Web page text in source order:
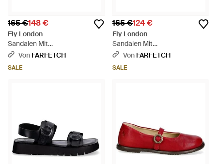
165 €148 €
Fly London
Sandalen Mit
Schnallenverschluss - Weiß
Von FARFETCH
SALE
165 €124 €
Fly London
Sandalen Mit
Schnallenverschluss - Braun
Von FARFETCH
SALE